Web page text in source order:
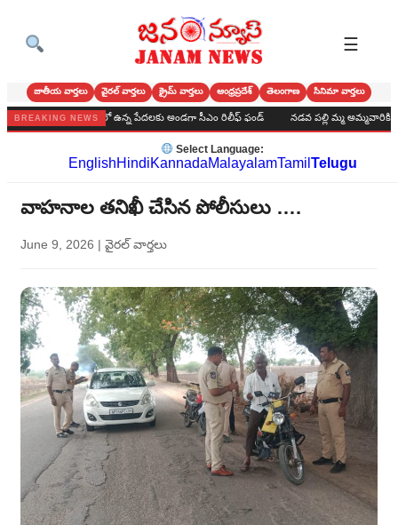
☰
జాతీయ వార్తలు వైరల్ వార్తలు క్రైమ్ వార్తలు ఆంధ్రప్రదేశ్ తెలంగాణ సినిమా వార్తలు
BREAKING NEWS
సారె* ఆపదలో ఉన్న పేదలకు అండగా సీఎం రిలీఫ్ ఫండ్ నడవ పల్లి మ్మ అమ్మవారికి ఆషాడ
Select Language:
EnglishHindiKannadaMalayalamTamil Telugu
వాహనాల తనిఖీ చేసిన పోలీసులు ….
June 9, 2026 | వైరల్ వార్తలు